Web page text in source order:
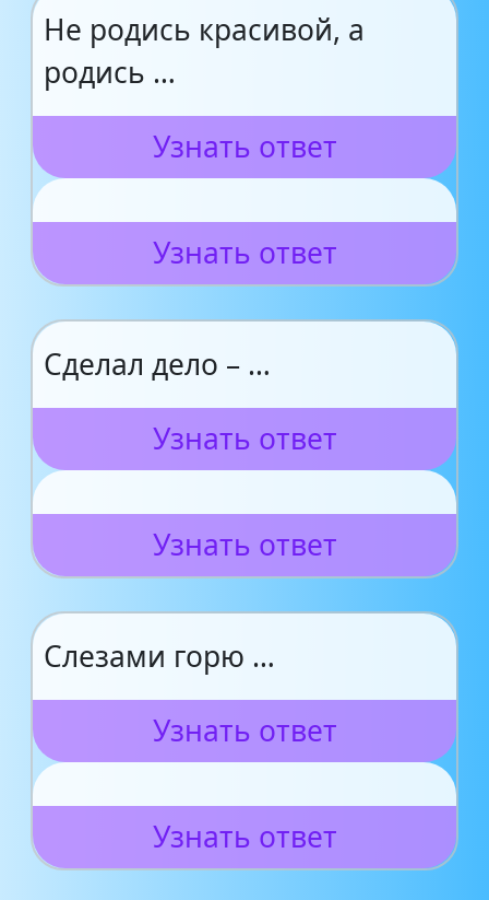
Не родись красивой, а
родись …
Узнать ответ
Узнать ответ
Сделал дело – …
Узнать ответ
Узнать ответ
Слезами горю …
Узнать ответ
Узнать ответ